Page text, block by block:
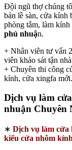
Đội ngũ thợ chúng
bản lề sàn, cửa kính
phòng tắm, làm kính
phú nhuận.
+ Nhân viên tư vấn
viên khảo sát tận
+ Chuyên thi công
kính, cửa xingfa mới.
Dịch vụ làm
nhuận Chuyên
∗ Dịch vụ làm cửa
kiểu cửa nhôm